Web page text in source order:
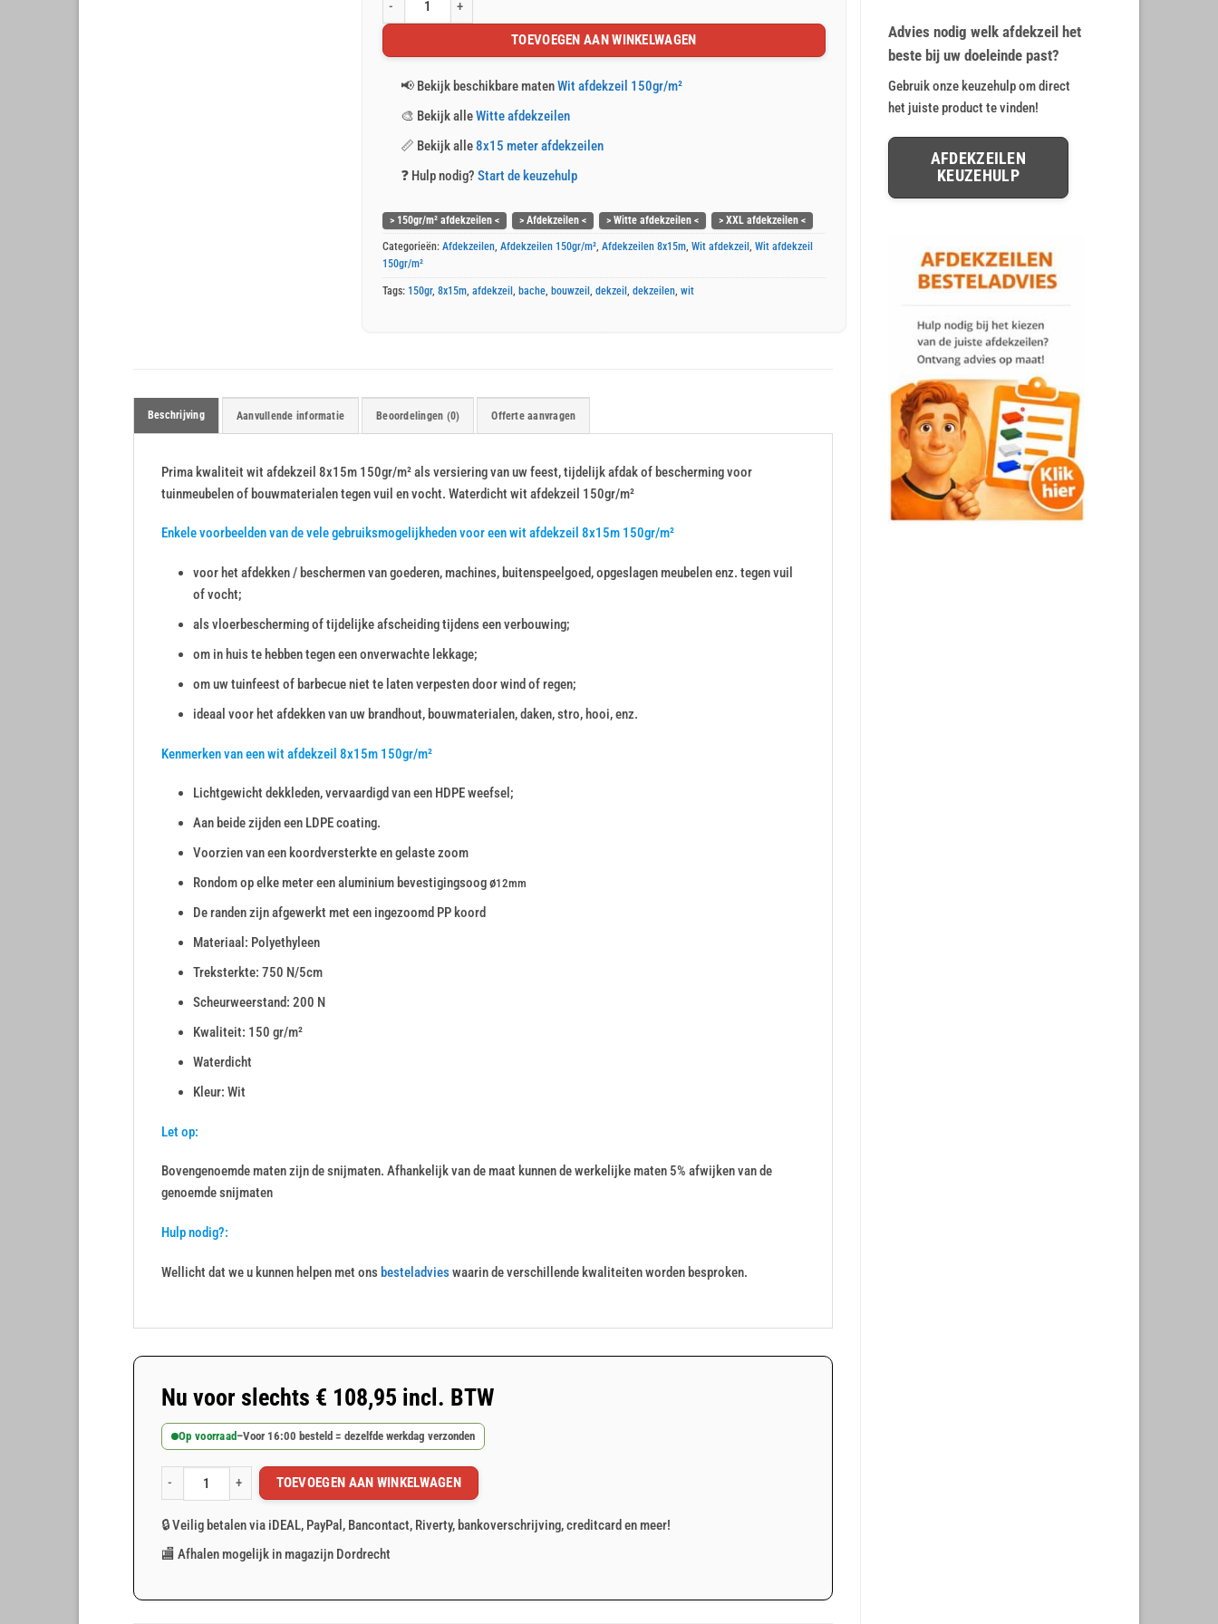
gebaseerd
op
klant
waarderingen
Advies nodig welk afdekzeil het
beste bij uw doeleinde past?
Gebruik onze keuzehulp om direct
het juiste product te vinden!
AFDEKZEILEN
KEUZEHULP
Wit afdekzeil 8x15m 150gr/m² aantal
TOEVOEGEN AAN WINKELWAGEN
📢 Bekijk beschikbare matenWit afdekzeil 150gr/m²
🎨 Bekijk alleWitte afdekzeilen
📏 Bekijk alle8x15 meter afdekzeilen
❓ Hulp nodig? Start de keuzehulp
> 150gr/m² afdekzeilen < > Afdekzeilen < > Witte afdekzeilen < > XXL afdekzeilen <
Categorieën:Afdekzeilen,Afdekzeilen 150gr/m²,Afdekzeilen 8x15m,Wit afdekzeil,Wit afdekzeil
150gr/m²
Tags: 150gr,8x15m,afdekzeil,bache,bouwzeil,dekzeil,dekzeilen,wit
Beschrijving Aanvullende informatie Beoordelingen (0) Offerte aanvragen
Prima kwaliteit wit afdekzeil 8x15m 150gr/m² als versiering van uw feest, tijdelijk afdak of bescherming voor
tuinmeubelen of bouwmaterialen tegen vuil en vocht. Waterdicht wit afdekzeil 150gr/m²
Enkele voorbeelden van de vele gebruiksmogelijkheden voor een wit afdekzeil 8x15m 150gr/m²
voor het afdekken / beschermen van goederen, machines, buitenspeelgoed, opgeslagen meubelen enz. tegen vuil
of vocht;
als vloerbescherming of tijdelijke afscheiding tijdens een verbouwing;
om in huis te hebben tegen een onverwachte lekkage;
om uw tuinfeest of barbecue niet te laten verpesten door wind of regen;
ideaal voor het afdekken van uw brandhout, bouwmaterialen, daken, stro, hooi, enz.
Kenmerken van een wit afdekzeil 8x15m 150gr/m²
Lichtgewicht dekkleden, vervaardigd van een HDPE weefsel;
Aan beide zijden een LDPE coating.
Voorzien van een koordversterkte en gelaste zoom
Rondom op elke meter een aluminium bevestigingsoog ø12mm
De randen zijn afgewerkt met een ingezoomd PP koord
Materiaal: Polyethyleen
Treksterkte: 750 N/5cm
Scheurweerstand: 200 N
Kwaliteit: 150 gr/m²
Waterdicht
Kleur: Wit
Let op:
Bovengenoemde maten zijn de snijmaten. Afhankelijk van de maat kunnen de werkelijke maten 5% afwijken van de
genoemde snijmaten
Hulp nodig?:
Wellicht dat we u kunnen helpen met ons besteladvieswaarin de verschillende kwaliteiten worden besproken.
Nu voor slechts € 108,95 incl. BTW
Op voorraad –Voor 16:00 besteld = dezelfde werkdag verzonden
Wit afdekzeil 8x15m 150gr/m² aantalTOEVOEGEN AAN WINKELWAGEN
🔒 Veilig betalen via iDEAL, PayPal, Bancontact, Riverty, bankoverschrijving, creditcard en meer!
🏬 Afhalen mogelijk in magazijn Dordrecht